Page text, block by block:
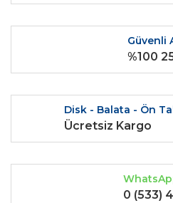
Ürün bilgilerinde hatalar
Ürün fiyatı diğer sitelerden daha
Bu ürüne benzer farklıGüvenli
%100
Disk - Balata - Ön
Ücretsiz Kargo
0 (533)